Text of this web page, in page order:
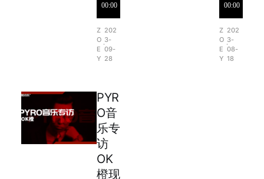
Z
O
E
Y
202
3-
09-
28
Z
O
E
Y
202
3-
08-
18
PYR
O音
乐专
访
OK
橙现